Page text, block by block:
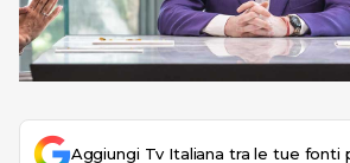
Aggiungi Tv Italiana tra le tue fonti